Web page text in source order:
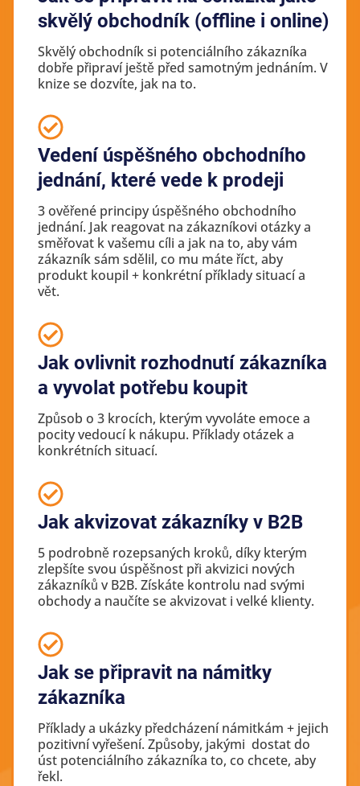
skvělý obchodník (offline i online)
Skvělý obchodník si potenciálního zákazníka
dobře připraví ještě před samotným jednáním. V
knize se dozvíte, jak na to.
Vedení úspěšného obchodního
jednání, které vede k prodeji
3 ověřené principy úspěšného obchodního
jednání. Jak reagovat na zákazníkovi otázky a
směřovat k vašemu cíli a jak na to, aby vám
zákazník sám sdělil, co mu máte říct, aby
produkt koupil + konkrétní příklady situací a
vět.
Jak ovlivnit rozhodnutí zákazníka
a vyvolat potřebu koupit
Způsob o 3 krocích, kterým vyvoláte emoce a
pocity vedoucí k nákupu. Příklady otázek a
konkrétních situací.
Jak akvizovat zákazníky v B2B
5 podrobně rozepsaných kroků, díky kterým
zlepšíte svou úspěšnost při akvizici nových
zákazníků v B2B. Získáte kontrolu nad svými
obchody a naučíte se akvizovat i velké klienty.
Jak se připravit na námitky
zákazníka
Příklady a ukázky předcházení námitkám + jejich
pozitivní vyřešení. Způsoby, jakými dostat do
úst potenciálního zákazníka to, co chcete, aby
řekl.